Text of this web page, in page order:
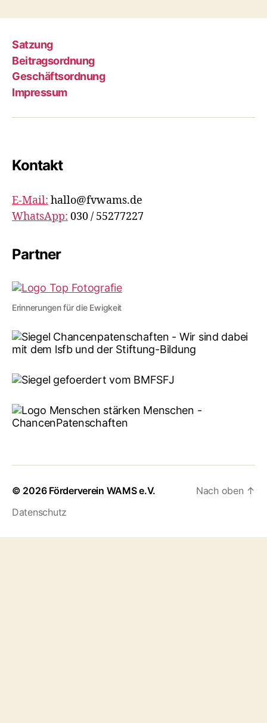
Satzung
Beitragsordnung
Geschäftsordnung
Impressum
Kontakt
E-Mail: hallo@fvwams.de
WhatsApp: 030 / 55277227
Partner
Erinnerungen für die Ewigkeit
© 2026 Förderverein WAMS e.V.
Datenschutz
Nach oben ↑